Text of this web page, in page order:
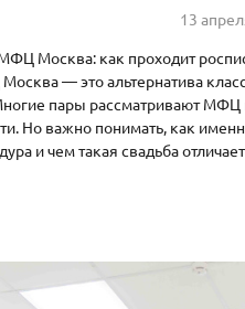
13
Москва: как проходит
— это альтернатива
пары рассматривают
Но важно понимать, как
и чем такая свадьба